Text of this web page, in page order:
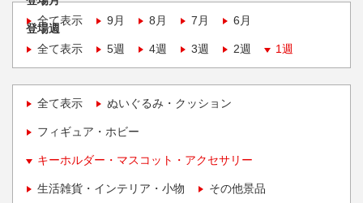
全て表示
9月 8月 7月 6月
登場週
全て表示
5週 4週 3週 2週 1週
全て表示 ぬいぐるみ・クッション
フィギュア・ホビー
キーホルダー・マスコット・アクセサリー
生活雑貨・インテリア・小物 その他景品